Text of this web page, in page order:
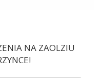
NA ZAOLZIU